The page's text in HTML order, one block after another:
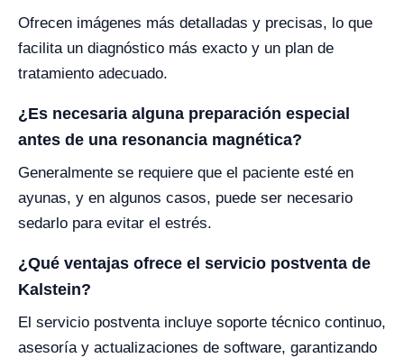
Ofrecen imágenes más detalladas y precisas, lo que
facilita un diagnóstico más exacto y un plan de
tratamiento adecuado.
¿Es necesaria alguna preparación especial
antes de una resonancia magnética?
Generalmente se requiere que el paciente esté en
ayunas, y en algunos casos, puede ser necesario
sedarlo para evitar el estrés.
¿Qué ventajas ofrece el servicio postventa de
Kalstein?
El servicio postventa incluye soporte técnico continuo,
asesoría y actualizaciones de software, garantizando